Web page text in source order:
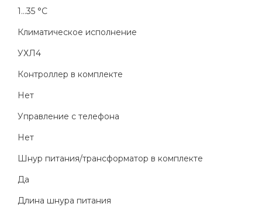
1...35 °C
Климатическое исполнение
УХЛ4
Контроллер в комплекте
Нет
Управление с телефона
Нет
Шнур питания/трансформатор в комплекте
Да
Длина шнура питания